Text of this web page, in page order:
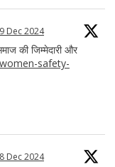
Dec 2024
की जिम्मेदारी और
safety-
Dec 2024